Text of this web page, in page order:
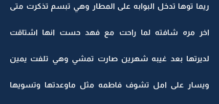
ريما توها تدخل البوابه على المطار وهي تبسم تذكرت متى
اخر مره شافته لما راحت مع فهد حست انها اشتاقت
لديرتها بعد غيبه شهرين صارت تمشي وهي تلفت يمين
ويسار على امل تشوف فاطمه مثل ماوعدتها وتسويها